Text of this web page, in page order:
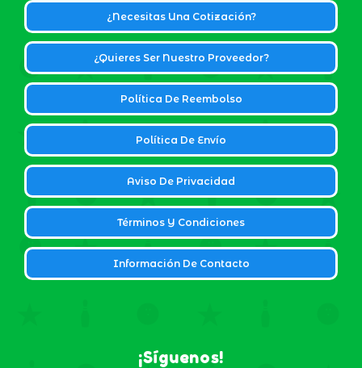
¿Necesitas Una Cotización?
¿Quieres Ser Nuestro Proveedor?
Política De Reembolso
Política De Envío
Aviso De Privacidad
Términos Y Condiciones
Información De Contacto
¡Síguenos!